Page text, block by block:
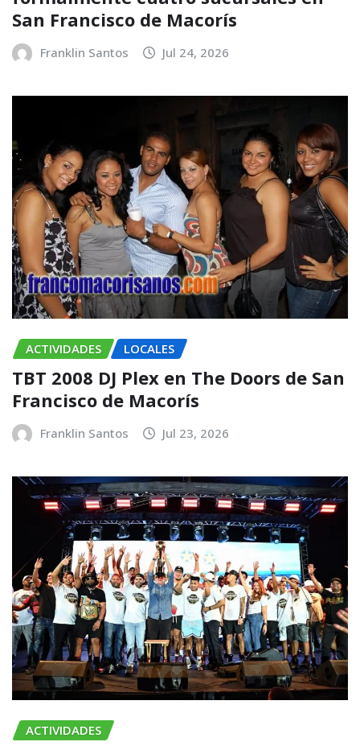
San Francisco de Macorís
Franklin Santos Jul 24, 2026
ACTIVIDADES LOCALES
TBT 2008 DJ Plex en The Doors de San
Francisco de Macorís
Franklin Santos Jul 23, 2026
ACTIVIDADES